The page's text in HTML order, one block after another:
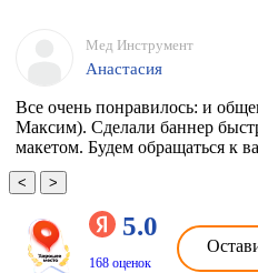
Мед Инструмент
Анастасия
Все очень понравилось: и
Максим). Сделали баннер
макетом. Будем обращаться к
< >
5.0
168 оценок